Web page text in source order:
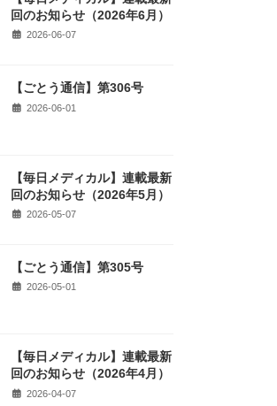
回のお知らせ（2026年6月）
2026-06-07
【ごとう通信】第306号
2026-06-01
【毎日メディカル】連載最新
回のお知らせ（2026年5月）
2026-05-07
【ごとう通信】第305号
2026-05-01
【毎日メディカル】連載最新
回のお知らせ（2026年4月）
2026-04-07